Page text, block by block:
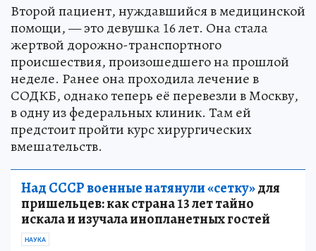
Второй пациент, нуждавшийся в медицинской
помощи, — это девушка 16 лет. Она стала
жертвой дорожно-транспортного
происшествия, произошедшего на прошлой
неделе. Ранее она проходила лечение в
СОДКБ, однако теперь её перевезли в Москву,
в одну из федеральных клиник. Там ей
предстоит пройти курс хирургических
вмешательств.
Над СССР военные натянули «сетку»для
пришельцев: как страна 13 лет тайно
искала и изучала инопланетных гостей
НАУКА